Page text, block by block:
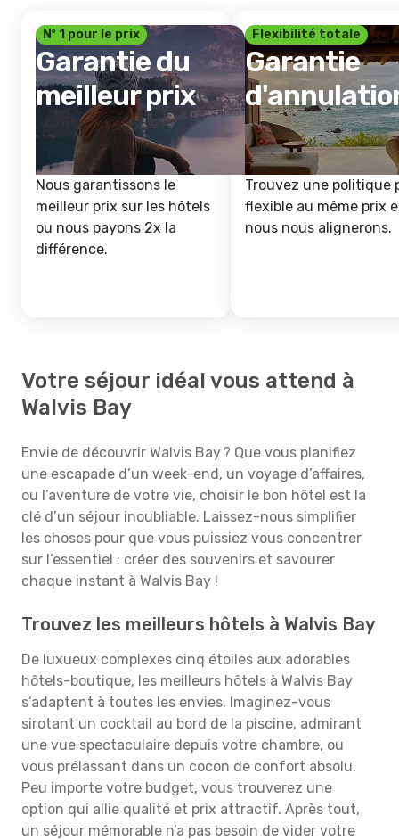
Nº 1 pour le prix
Garantie du
meilleur prix
Nous garantissons le
meilleur prix sur les hôtels
ou nous payons 2x la
différence.
Flexibilité totale
Garantie
Trouvez une politique
flexible au même prix
nous nous alignerons.
Votre séjour idéal vous attend à
Walvis Bay
Envie de découvrir Walvis Bay ? Que vous planifiez
une escapade d’un week-end, un voyage d’affaires,
ou l’aventure de votre vie, choisir le bon hôtel est la
clé d’un séjour inoubliable. Laissez-nous simplifier
les choses pour que vous puissiez vous concentrer
sur l’essentiel : créer des souvenirs et savourer
chaque instant à Walvis Bay !
Trouvez les meilleurs hôtels à Walvis Bay
De luxueux complexes cinq étoiles aux adorables
hôtels-boutique, les meilleurs hôtels à Walvis Bay
s’adaptent à toutes les envies. Imaginez-vous
sirotant un cocktail au bord de la piscine, admirant
une vue spectaculaire depuis votre chambre, ou
vous prélassant dans un cocon de confort absolu.
Peu importe votre budget, vous trouverez une
option qui allie qualité et prix attractif. Après tout,
un séjour mémorable n’a pas besoin de vider votre